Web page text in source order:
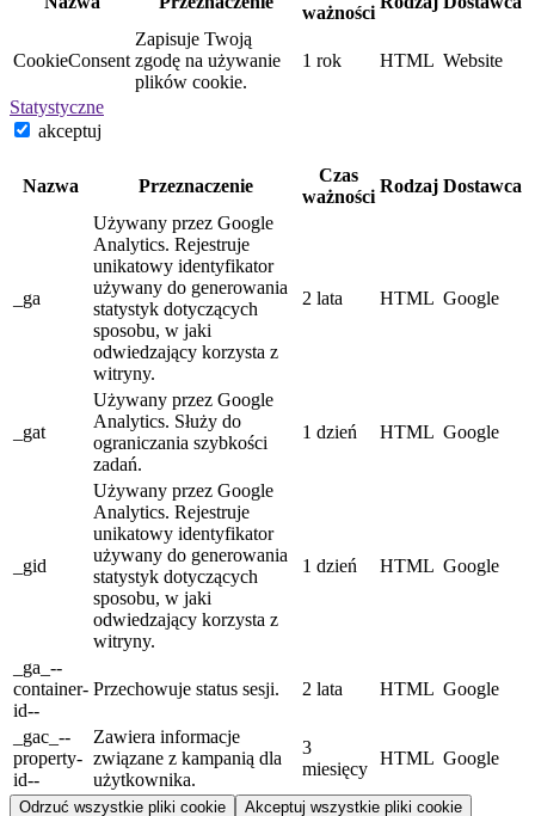
ważności
CookieConsent
Zapisuje Twoją
zgodę na używanie
plików cookie.
1 rok HTML Website
Statystyczne
akceptuj
Nazwa Przeznaczenie
Czas
ważności
Rodzaj Dostawca
_ga
Używany przez Google
Analytics. Rejestruje
unikatowy identyfikator
używany do generowania
statystyk dotyczących
sposobu, w jaki
odwiedzający korzysta z
witryny.
2 lata HTML Google
_gat
Używany przez Google
Analytics. Służy do
ograniczania szybkości
zadań.
1 dzień HTML Google
_gid
Używany przez Google
Analytics. Rejestruje
unikatowy identyfikator
używany do generowania
statystyk dotyczących
sposobu, w jaki
odwiedzający korzysta z
witryny.
1 dzień HTML Google
_ga_--
container-
id--
Przechowuje status sesji. 2 lata HTML Google
_gac_--
property-
id--
Zawiera informacje
związane z kampanią dla
użytkownika.
3
miesięcy
HTML Google
Odrzuć wszystkie pliki cookie Akceptuj wszystkie pliki cookie